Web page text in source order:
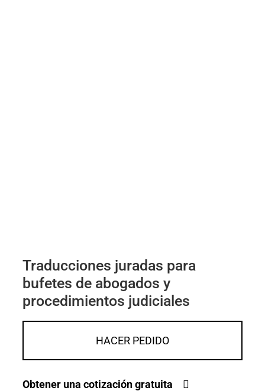
Traducciones juradas para
bufetes de abogados y
procedimientos judiciales
HACER PEDIDO
Obtener una cotización gratuita